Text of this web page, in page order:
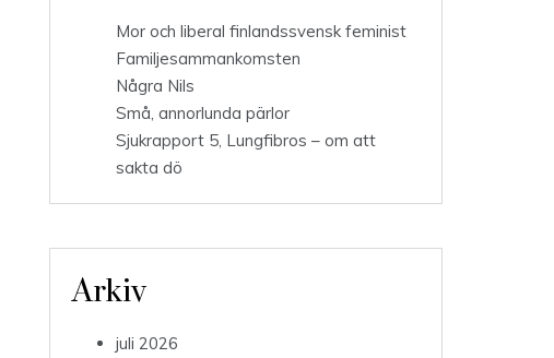
Mor och liberal finlandssvensk feminist
Familjesammankomsten
Några Nils
Små, annorlunda pärlor
Sjukrapport 5, Lungfibros – om att
sakta dö
Arkiv
juli 2026